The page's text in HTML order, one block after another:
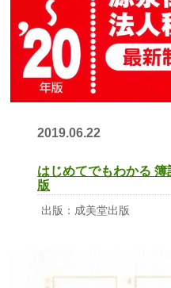
2019.06.22
はじめてでもわかる 簿
版
出版：成美堂出版